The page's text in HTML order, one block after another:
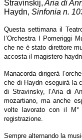
Stravinskij, Aria di
Haydn, Sinfonia n.
Questa settimana il
l’Orchestra I Pomeriggi
che ne è stato direttore
accosta il magistero
Manacorda dirigerà
che di Haydn eseguirà la
di Stravinsky, l’Aria di
mozartiano, ma anche
volte lavorato con il
registrazione.
Sempre alternando la